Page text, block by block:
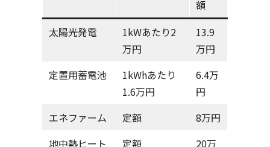
額
太陽光発電
1kWあたり2
万円
13.9
万円
定置用蓄電池
1kWhあたり
1.6万円
6.4万
円
エネファーム
定額
8万円
地中熱ヒート
定額 20万